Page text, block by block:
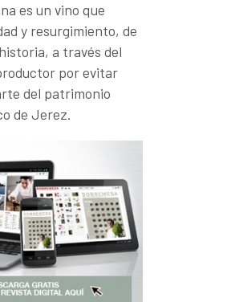
es un vino que
y resurgimiento, de
a través del
por evitar
del patrimonio
de Jerez.